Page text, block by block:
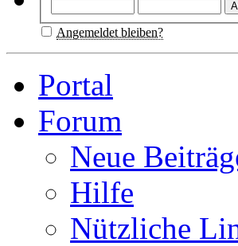
Angemeldet bleiben?
Portal
Forum
Neue
Hilfe
Nützliche